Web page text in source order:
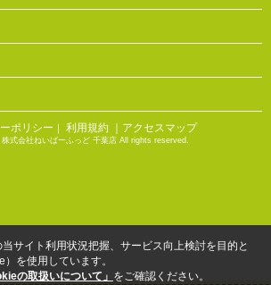
ポリシー ｜ 利用規約 ｜アクセスマップ
式会社ねいばーふっど 千葉店 All rights reserved.
サイト利用状況把握、サービス向上検討を目的と
を使用しています。
の取扱いについて」 をご確認ください。